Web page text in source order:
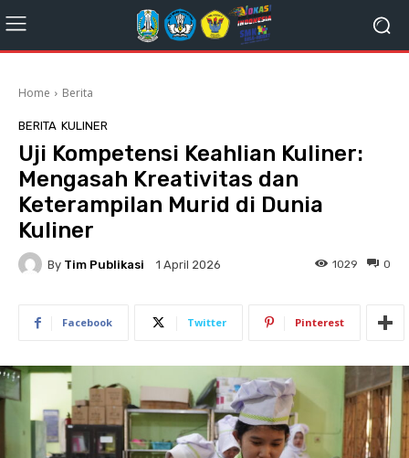
Home Berita
BERITA KULINER
Uji Kompetensi Keahlian Kuliner:
Mengasah Kreativitas dan
Keterampilan Murid di Dunia
Kuliner
By Tim Publikasi 1 April 2026 0
1029
Facebook Twitter Pinterest